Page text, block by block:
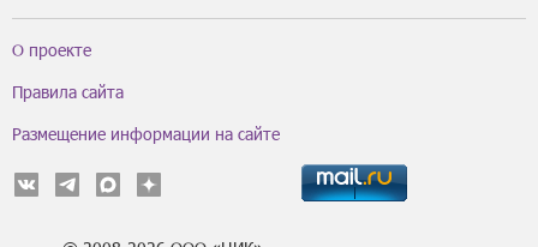
О проекте
Правила сайта
Размещение информации на сайте